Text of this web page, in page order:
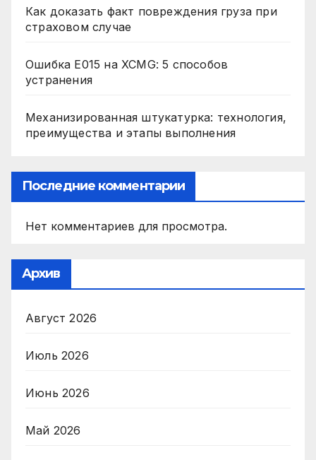
Как доказать факт повреждения груза при
страховом случае
Ошибка E015 на XCMG: 5 способов
устранения
Механизированная штукатурка: технология,
преимущества и этапы выполнения
Последние комментарии
Нет комментариев для просмотра.
Архив
Август 2026
Июль 2026
Июнь 2026
Май 2026